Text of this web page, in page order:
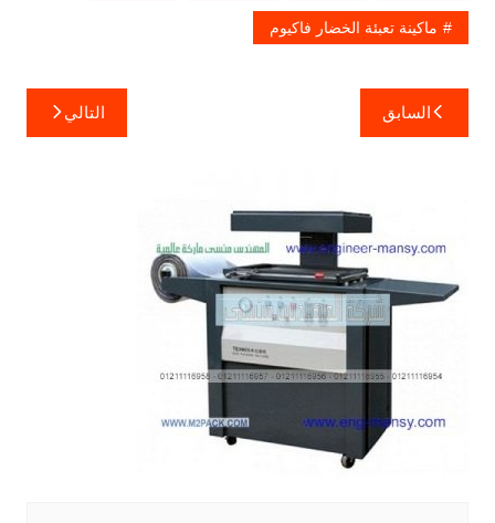
ماكينة تعبئة الخضار فاكيوم
تصفّح
المقالات
السابق التالي